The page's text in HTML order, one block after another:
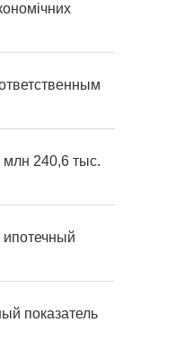
млн 240,6 тыс.
ипотечный
показатель